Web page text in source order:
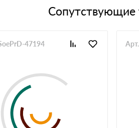
Сопутствующие
47194